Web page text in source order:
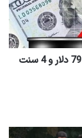
قیمت جهانی نفت امروز 1402/10/22 |برنت 79 دلار و 4 سنت